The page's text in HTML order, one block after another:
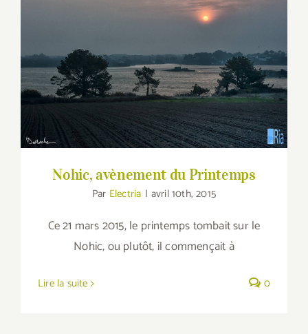
Nohic, avènement du Printemps
Nohic, avènement du Printemps
Par Electria | avril 10th, 2015
Ce 21 mars 2015, le printemps tombait sur le
Nohic, ou plutôt, il commençait à
Lire la suite 0